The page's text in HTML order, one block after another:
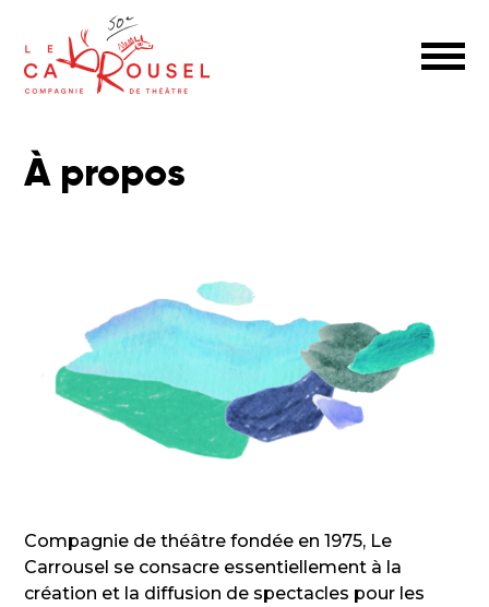
À propos
Compagnie de théâtre fondée en 1975, Le
Carrousel se consacre essentiellement à la
création et la diffusion de spectacles pour les